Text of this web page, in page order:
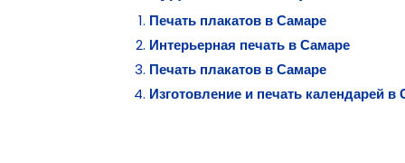
Печать плакатов в Самаре
Интерьерная печать в Самаре
Печать плакатов в Самаре
Изготовление и печать календарей в